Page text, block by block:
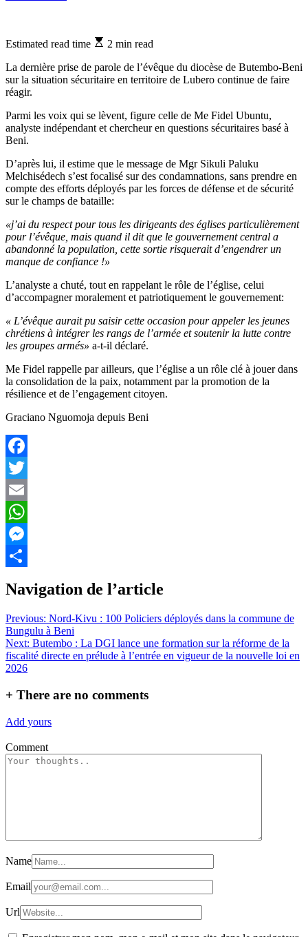
Estimated read time
2 min read
La dernière prise de parole de l’évêque du diocèse de Butembo-Beni
sur la situation sécuritaire en territoire de Lubero continue de faire
réagir.
Parmi les voix qui se lèvent, figure celle de Me Fidel Ubuntu,
analyste indépendant et chercheur en questions sécuritaires basé à
Beni.
D’après lui, il estime que le message de Mgr Sikuli Paluku
Melchisédech s’est focalisé sur des condamnations, sans prendre en
compte des efforts déployés par les forces de défense et de sécurité
sur le champs de bataille:
«j’ai du respect pour tous les dirigeants des églises particulièrement
pour l’évêque, mais quand il dit que le gouvernement central a
abandonné la population, cette sortie risquerait d’engendrer un
manque de confiance !»
L’analyste a chuté, tout en rappelant le rôle de l’église, celui
d’accompagner moralement et patriotiquement le gouvernement:
« L’évêque aurait pu saisir cette occasion pour appeler les jeunes
chrétiens à intégrer les rangs de l’armée et soutenir la lutte contre
les groupes armés» a-t-il déclaré.
Me Fidel rappelle par ailleurs, que l’église a un rôle clé à jouer dans
la consolidation de la paix, notamment par la promotion de la
résilience et de l’engagement citoyen.
Graciano Nguomoja depuis Beni
Facebook
Twitter
Email
WhatsApp
Messenger
Navigation de l’article
Previous: Nord-Kivu : 100 Policiers déployés dans la commune de
Bungulu à Beni
Next: Butembo : La DGI lance une formation sur la réforme de la
fiscalité directe en prélude à l’entrée en vigueur de la nouvelle loi en
2026
+ There are no comments
Add yours
Comment
Name
Email
Url